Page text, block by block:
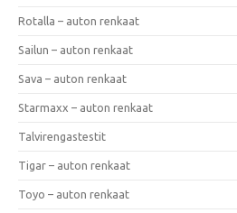
Rotalla – auton renkaat
Sailun – auton renkaat
Sava – auton renkaat
Starmaxx – auton renkaat
Talvirengastestit
Tigar – auton renkaat
Toyo – auton renkaat